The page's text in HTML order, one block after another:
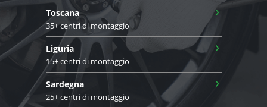
Toscana
35+ centri di montaggio
›
Liguria
15+ centri di montaggio
›
Sardegna
25+ centri di montaggio
›